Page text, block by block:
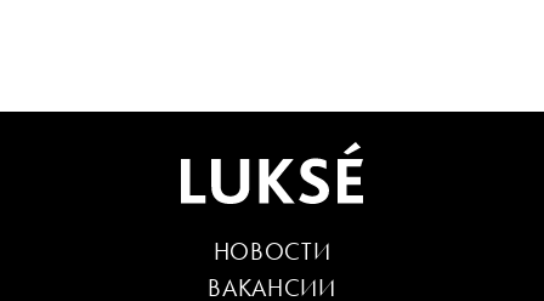
НОВОСТИ
ВАКАНСИИ